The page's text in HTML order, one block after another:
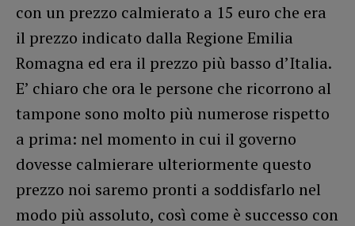
con un prezzo calmierato a 15 euro che era
il prezzo indicato dalla Regione Emilia
Romagna ed era il prezzo più basso d’Italia.
E’ chiaro che ora le persone che ricorrono al
tampone sono molto più numerose rispetto
a prima: nel momento in cui il governo
dovesse calmierare ulteriormente questo
prezzo noi saremo pronti a soddisfarlo nel
modo più assoluto, così come è successo con